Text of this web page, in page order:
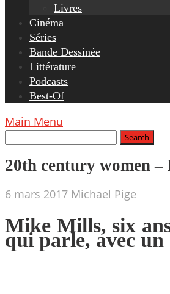
Livres
Cinéma
Séries
Bande Dessinée
Littérature
Podcasts
Best-Of
Main Menu
20th century women
6 mars 2017 Michael Pige
Mike Mills, six
qui parle, avec un